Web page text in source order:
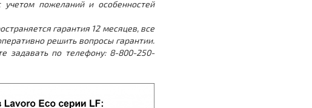
учетом пожеланий и особенностей
гарантия 12 месяцев, все
решить вопросы гарантии.
задавать по телефону: 8-800-250-